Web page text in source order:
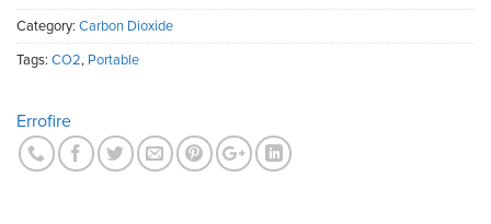
Category: Carbon Dioxide
Tags: CO2, Portable
Errofire